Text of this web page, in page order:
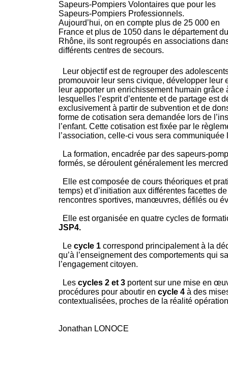
Sapeurs-Pompiers Volontaires que pour les
Sapeurs-Pompiers Professionnels.
Aujourd’hui, on en compte plus de 25 000 en
France et plus de 1050 dans le département du
Rhône, ils sont regroupés en associations
différents centres de secours.
Leur objectif est de regrouper des
promouvoir leur sens civique, développer leur
leur apporter un enrichissement humain grâce
lesquelles l’esprit d’entente et de partage est
exclusivement à partir de subvention et de
forme de cotisation sera demandée lors de
l’enfant. Cette cotisation est fixée par le
l’association, celle-ci vous sera communiquée
La formation, encadrée par des sapeurs-
formés, se déroulent généralement les
Elle est composée de cours théoriques et
temps) et d’initiation aux différentes facettes
rencontres sportives, manœuvres, défilés ou
Elle est organisée en quatre cycles de
JSP4.
Le cycle 1correspond principalement à la
qu’à l’enseignement des comportements qui
l’engagement citoyen.
Les cycles 2 et 3portent sur une mise en
procédures pour aboutir en cycle 4à des
contextualisées, proches de la réalité
Jonathan LONOCE